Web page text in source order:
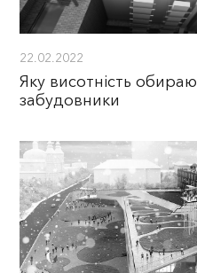
22.02.2022
Яку висотність
забудовники